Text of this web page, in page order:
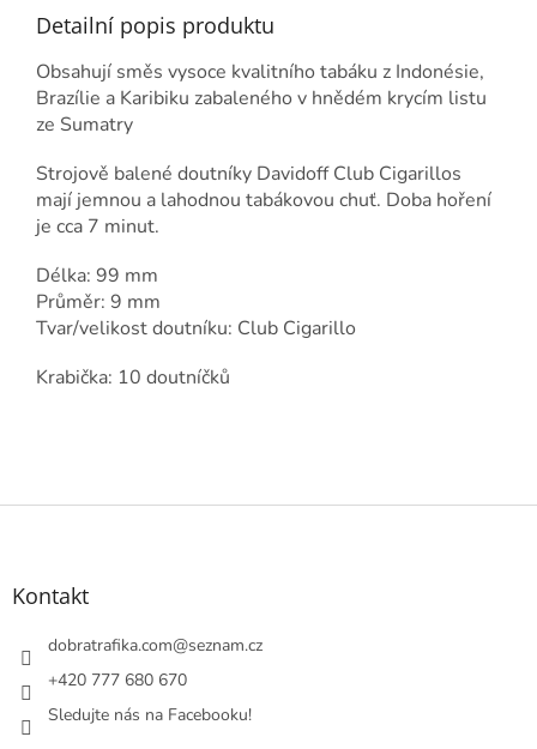
Detailní popis produktu
Obsahují směs vysoce kvalitního tabáku z Indonésie,
Brazílie a Karibiku zabaleného v hnědém krycím listu
ze Sumatry
Strojově balené doutníky Davidoff Club Cigarillos
mají jemnou a lahodnou tabákovou chuť. Doba hoření
je cca 7 minut.
Délka: 99 mm
Průměr: 9 mm
Tvar/velikost doutníku: Club Cigarillo
Krabička: 10 doutníčků
Z
Kontakt
dobratrafika.com@seznam.cz
+420 777 680 670
Sledujte nás na Facebooku!